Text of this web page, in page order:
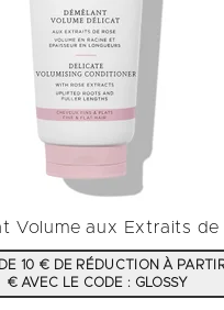
Volume aux Extraits de
10 € DE RÉDUCTION À
€ AVEC LE CODE : GLOSSY